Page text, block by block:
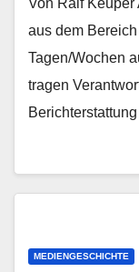
Von Ralf
aus dem
Tagen/Wochen
tragen
MEDIENGESCHICHTE